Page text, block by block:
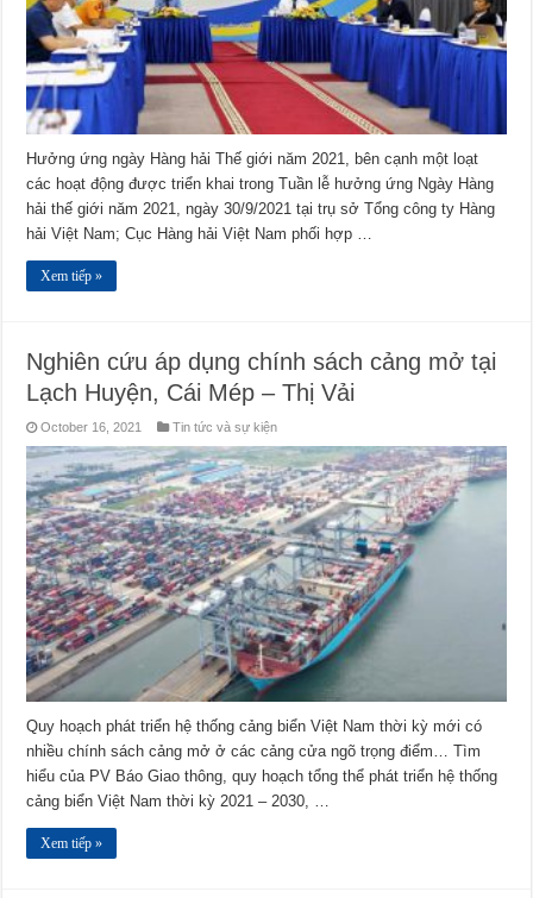
Hưởng ứng ngày Hàng hải Thế giới năm 2021, bên cạnh một loạt
các hoạt động được triển khai trong Tuần lễ hưởng ứng Ngày Hàng
hải thế giới năm 2021, ngày 30/9/2021 tại trụ sở Tổng công ty Hàng
hải Việt Nam; Cục Hàng hải Việt Nam phối hợp …
Xem tiếp »
Nghiên cứu áp dụng chính sách cảng mở tại
Lạch Huyện, Cái Mép – Thị Vải
October 16, 2021 Tin tức và sự kiện
Quy hoạch phát triển hệ thống cảng biển Việt Nam thời kỳ mới có
nhiều chính sách cảng mở ở các cảng cửa ngõ trọng điểm… Tìm
hiểu của PV Báo Giao thông, quy hoạch tổng thể phát triển hệ thống
cảng biển Việt Nam thời kỳ 2021 – 2030, …
Xem tiếp »